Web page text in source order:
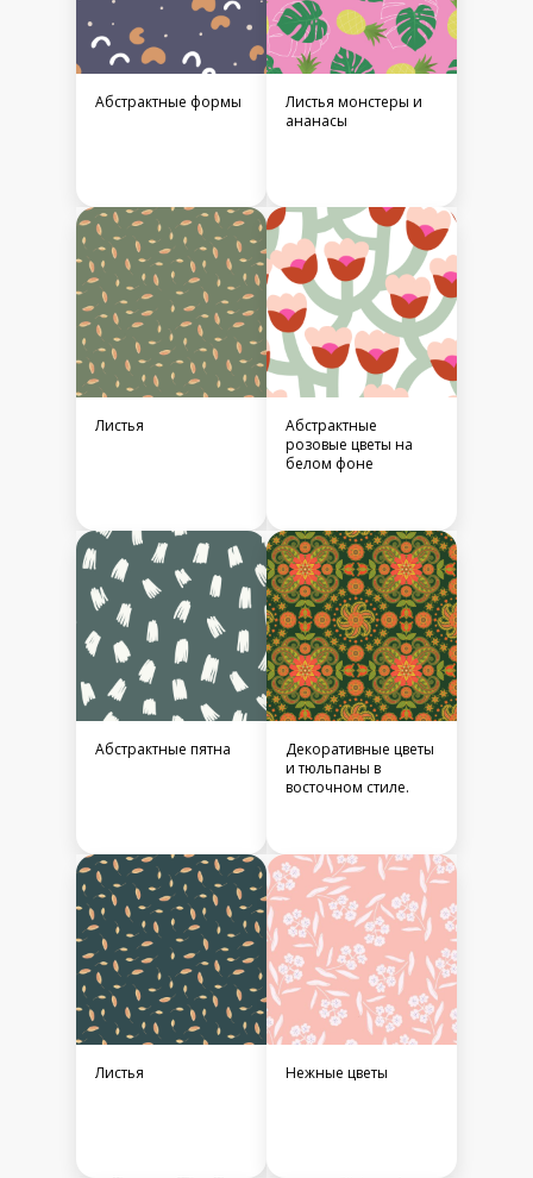
Абстрактные формы
Листья монстеры и
ананасы
Листья
Абстрактные
розовые цветы на
белом фоне
Абстрактные пятна
Декоративные цветы
и тюльпаны в
восточном стиле.
Листья Нежные цветы